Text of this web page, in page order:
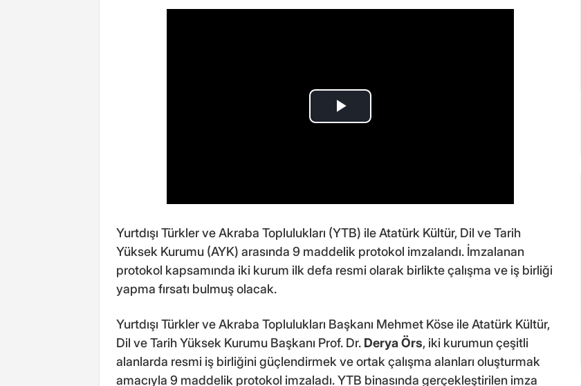
Yurtdışı Türkler ve Akraba Toplulukları (YTB) ile Atatürk Kültür, Dil ve Tarih
Yüksek Kurumu (AYK) arasında 9 maddelik protokol imzalandı. İmzalanan
protokol kapsamında iki kurum ilk defa resmi olarak birlikte çalışma ve iş birliği
yapma fırsatı bulmuş olacak.
Yurtdışı Türkler ve Akraba Toplulukları Başkanı Mehmet Köse ile Atatürk Kültür,
Dil ve Tarih Yüksek Kurumu Başkanı Prof. Dr. Derya Örs, iki kurumun çeşitli
alanlarda resmi iş birliğini güçlendirmek ve ortak çalışma alanları oluşturmak
amacıyla 9 maddelik protokol imzaladı. YTB binasında gerçekleştirilen imza